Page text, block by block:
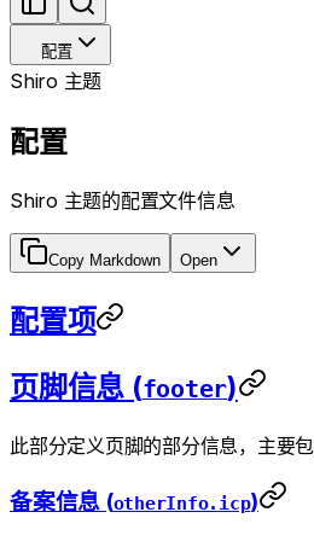
配置
Shiro 主题
配置
Shiro 主题的配置文件信息
Copy Markdown Open
配置项
页脚信息 (footer)
此部分定义页脚的部分信息，主要
备案信息 (otherInfo.icp)